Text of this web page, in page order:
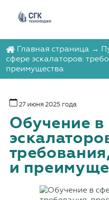
Главная страница →
сфере эскалаторов:
преимущества
27 июня 2025 года
Обучение в
и